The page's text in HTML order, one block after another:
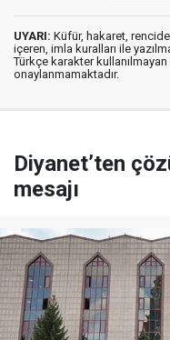
UYARI: Küfür, hakaret,
içeren, imla kuralları ile
Türkçe karakter
onaylanmamaktadır.
Diyanet’ten
mesajı